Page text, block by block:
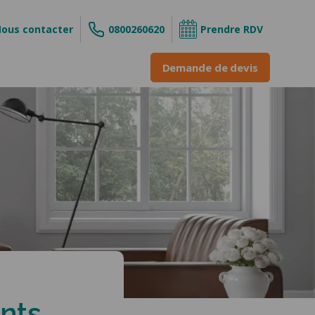
contacter 0800260620 Prendre RDV
&
Demande de devis